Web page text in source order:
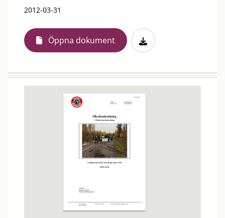
2012-03-31
Öppna dokument